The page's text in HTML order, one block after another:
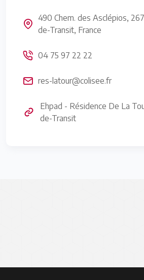
490 Chem. des Asclépios,
de-Transit, France
04 75 97 22 22
res-latour@colisee.fr
Ehpad - Résidence De La
de-Transit